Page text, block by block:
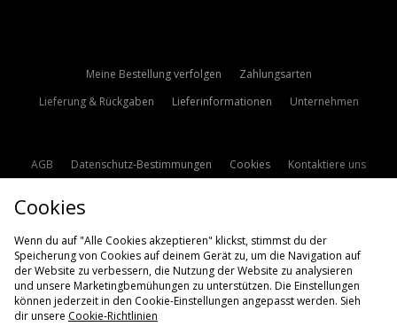
Meine Bestellung verfolgen
Zahlungsarten
Lieferung & Rückgaben
Lieferinformationen Unternehmen
AGB Datenschutz-Bestimmungen Cookies
Kontaktiere uns
Cookies
Wenn du auf "Alle Cookies akzeptieren" klickst, stimmst du der
Speicherung von Cookies auf deinem Gerät zu, um die Navigation auf
der Website zu verbessern, die Nutzung der Website zu analysieren
und unsere Marketingbemühungen zu unterstützen. Die Einstellungen
können jederzeit in den Cookie-Einstellungen angepasst werden. Sieh
dir unsere Cookie-Richtlinien